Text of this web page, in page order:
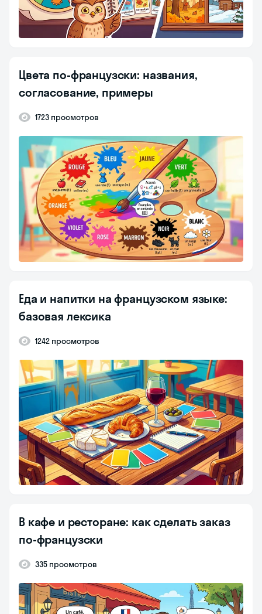
Цвета по-французски: названия,
согласование, примеры
1723 просмотров
Еда и напитки на французском языке:
базовая лексика
1242 просмотров
В кафе и ресторане: как сделать заказ
по-французски
335 просмотров